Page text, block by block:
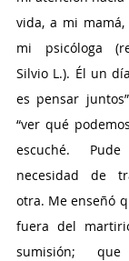
vida, a mi
mi psicóloga
Silvio L.). Él un
es pensar
“ver qué
escuché.
necesidad de
otra. Me enseñó
fuera del
sumisión;